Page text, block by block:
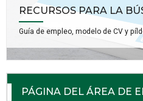
RECURSOS PARA LA
Guía de empleo, modelo de CV y
PÁGINA DEL ÁREA DE